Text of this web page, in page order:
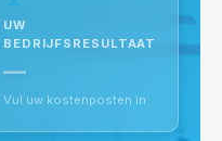
UW
BEDRIJFSRESULTAAT
—
Vul uw kostenposten in